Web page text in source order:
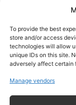
To provide the best
store and/or access
technologies will allow
unique IDs on this site.
adversely affect certain
Manage vendors